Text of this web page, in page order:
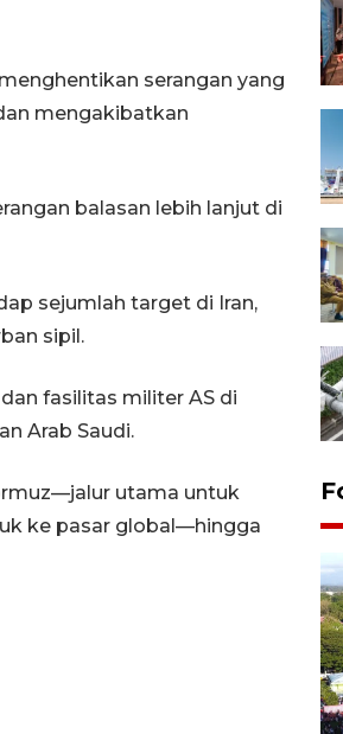
serangan yang
mengakibatkan
balasan lebih lanjut di
sejumlah target di Iran,
sipil.
fasilitas militer AS di
Arab Saudi.
utama untuk
ke pasar global—hingga